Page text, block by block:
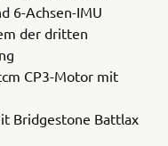
6-Achsen-IMU
der dritten
CP3-Motor mit
Bridgestone Battlax